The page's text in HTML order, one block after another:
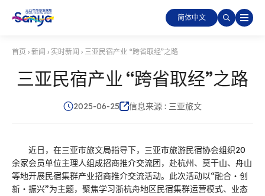
简体中文
首页 › 新闻 › 实时新闻 › 三亚民宿产业 “跨省取经”之路
三亚民宿产业 “跨省取经”之路
2025-06-25 信息来源 : 三亚旅文
近日，在三亚市旅文局指导下，三亚市旅游民宿协会组织20
余家会员单位主理人组成招商推介交流团，赴杭州、莫干山、舟山
等地开展民宿集群产业招商推介交流活动。此次活动以“融合・创
新・振兴”为主题，聚焦学习浙杭舟地区民宿集群运营模式、业态